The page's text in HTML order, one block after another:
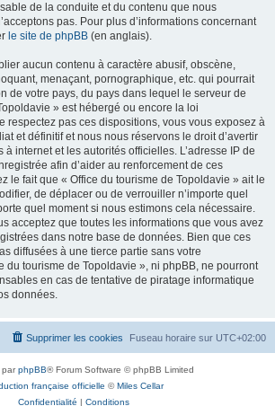
de la conduite et du contenu que nous
pas. Pour plus d’informations concernant
le site de phpBB (en anglais).
aucun contenu à caractère abusif, obscène,
menaçant, pornographique, etc. qui pourrait
de votre pays, du pays dans lequel le serveur de
» est hébergé ou encore la loi
respectez pas ces dispositions, vous vous exposez à
et définitif et nous nous réservons le droit d’avertir
à internet et les autorités officielles. L’adresse IP de
afin d’aider au renforcement de ces
le fait que « Office du tourisme de Topoldavie » ait le
de déplacer ou de verrouiller n’importe quel
quel moment si nous estimons cela nécessaire.
acceptez que toutes les informations que vous avez
dans notre base de données. Bien que ces
diffusées à une tierce partie sans votre
du tourisme de Topoldavie », ni phpBB, ne pourront
en cas de tentative de piratage informatique
données.
Fuseau horaire sur UTC+02:00
Supprimer les cookies
parphpBB® Forum Software © phpBB Limited
française officielle ©Miles Cellar
Confidentialité | Conditions